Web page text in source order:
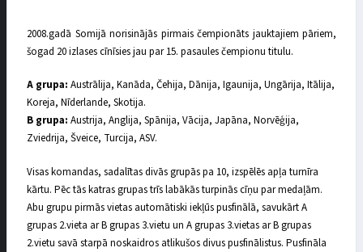
2008.gadā Somijā norisinājās pirmais čempionāts jauktajiem pāriem,
šogad 20 izlases cīnīsies jau par 15. pasaules čempionu titulu.
A grupa: Austrālija, Kanāda, Čehija, Dānija, Igaunija, Ungārija, Itālija,
Koreja, Nīderlande, Skotija.
B grupa: Austrija, Anglija, Spānija, Vācija, Japāna, Norvēģija,
Zviedrija, Šveice, Turcija, ASV.
Visas komandas, sadalītas divās grupās pa 10, izspēlēs apļa turnīra
kārtu. Pēc tās katras grupas trīs labākās turpinās cīņu par medaļām.
Abu grupu pirmās vietas automātiski iekļūs pusfinālā, savukārt A
grupas 2.vieta ar B grupas 3.vietu un A grupas 3.vietas ar B grupas
2.vietu savā starpā noskaidros atlikušos divus pusfinālistus. Pusfināla